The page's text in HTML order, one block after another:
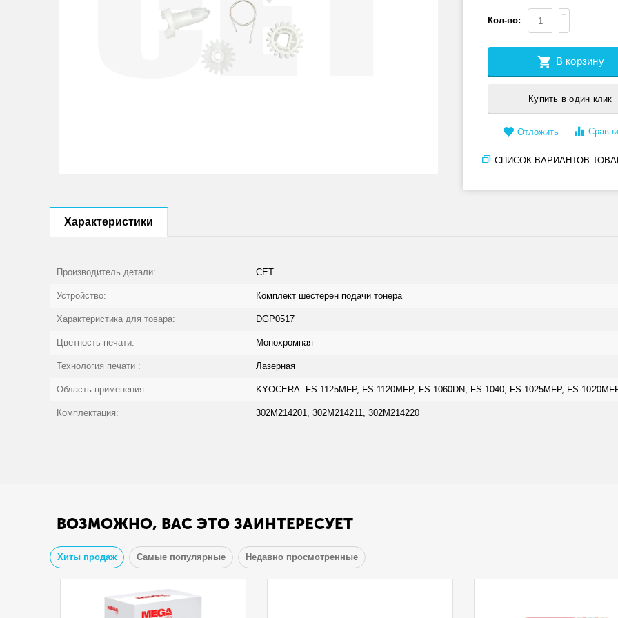
Кол-во:
+
−
В корзину
Купить в один клик
Отложить
СПИСОК ВАРИАНТОВ
Характеристики
Производитель детали: CET
Устройство: Комплект шестерен подачи тонера
Характеристика для товара: DGP0517
Цветность печати: Монохромная
Технология печати : Лазерная
Область применения : KYOCERA: FS-1125MFP, FS-1120MFP, FS-1060DN, FS-1040, FS-1025MFP, FS-
Комплектация: 302M214201, 302M214211, 302M214220
ВОЗМОЖНО, ВАС ЭТО ЗАИНТЕРЕСУЕТ
Хиты продаж Самые популярные Недавно просмотренные